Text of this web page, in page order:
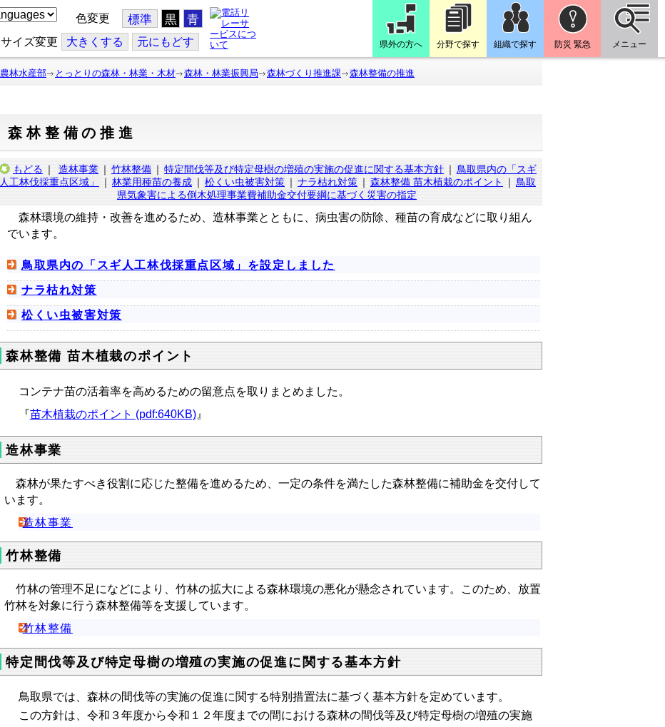
色変更 標準 黒 青
サイズ変更 大きくする 元にもどす 県外の方へ 分野で探す 組織で探す 防災 緊急 メニュー
農林水産部 とっとりの森林・林業・木材 森林・林業振興局 森林づくり推進課 森林整備の推進
森林整備の推進
もどる ｜ 造林事業 ｜ 竹林整備 ｜ 特定間伐等及び特定母樹の増殖の実施の促進に関する基本方針 ｜ 鳥取県内の「スギ
人工林伐採重点区域」
｜ 林業用種苗の養成 ｜ 松くい虫被害対策 ｜ ナラ枯れ対策 ｜ 森林整備 苗木植栽のポイント ｜ 鳥取
県気象害による倒木処理事業費補助金交付要綱に基づく災害の指定
森林環境の維持・改善を進めるため、造林事業とともに、病虫害の防除、種苗の育成などに取り組ん
でいます。
鳥取県内の「スギ人工林伐採重点区域」を設定しました
ナラ枯れ対策
松くい虫被害対策
森林整備 苗木植栽のポイント
コンテナ苗の活着率を高めるための留意点を取りまとめました。
『苗木植栽のポイント (pdf:640KB)』
造林事業
森林が果たすべき役割に応じた整備を進めるため、一定の条件を満たした森林整備に補助金を交付して
います。
造林事業
竹林整備
竹林の管理不足になどにより、竹林の拡大による森林環境の悪化が懸念されています。このため、放置
竹林を対象に行う森林整備等を支援しています。
竹林整備
特定間伐等及び特定母樹の増殖の実施の促進に関する基本方針
鳥取県では、森林の間伐等の実施の促進に関する特別措置法に基づく基本方針を定めています。
この方針は、令和３年度から令和１２年度までの間における森林の間伐等及び特定母樹の増殖の実施